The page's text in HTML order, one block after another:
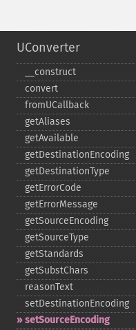
UConverter
_​_​construct
convert
fromUCallback
getAliases
getAvailable
getDestinationEncoding
getDestinationType
getErrorCode
getErrorMessage
getSourceEncoding
getSourceType
getStandards
getSubstChars
reasonText
setDestinationEncoding
setSourceEncoding